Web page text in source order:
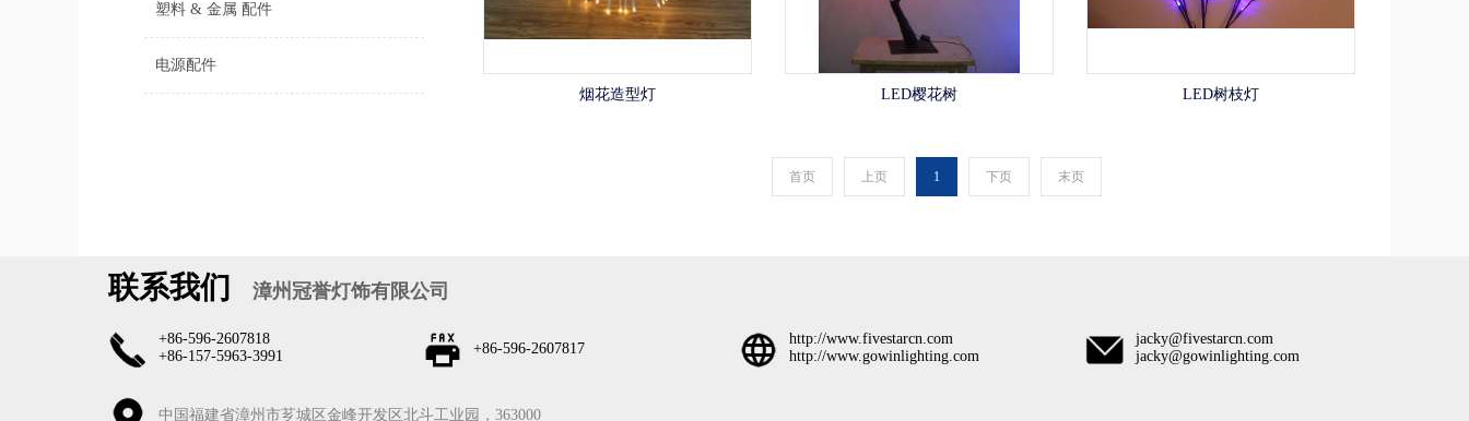
塑料 & 金属 配件
电源配件
烟花造型灯 LED樱花树 LED树枝灯
首页 上页 1 下页 末页
联系我们 漳州冠誉灯饰有限公司
+86-596-2607818
+86-157-5963-3991
+86-596-2607817
http://www.fivestarcn.com
http://www.gowinlighting.com
jacky@fivestarcn.com
jacky@gowinlighting.com
中国福建省漳州市芗城区金峰开发区北斗工业园，363000